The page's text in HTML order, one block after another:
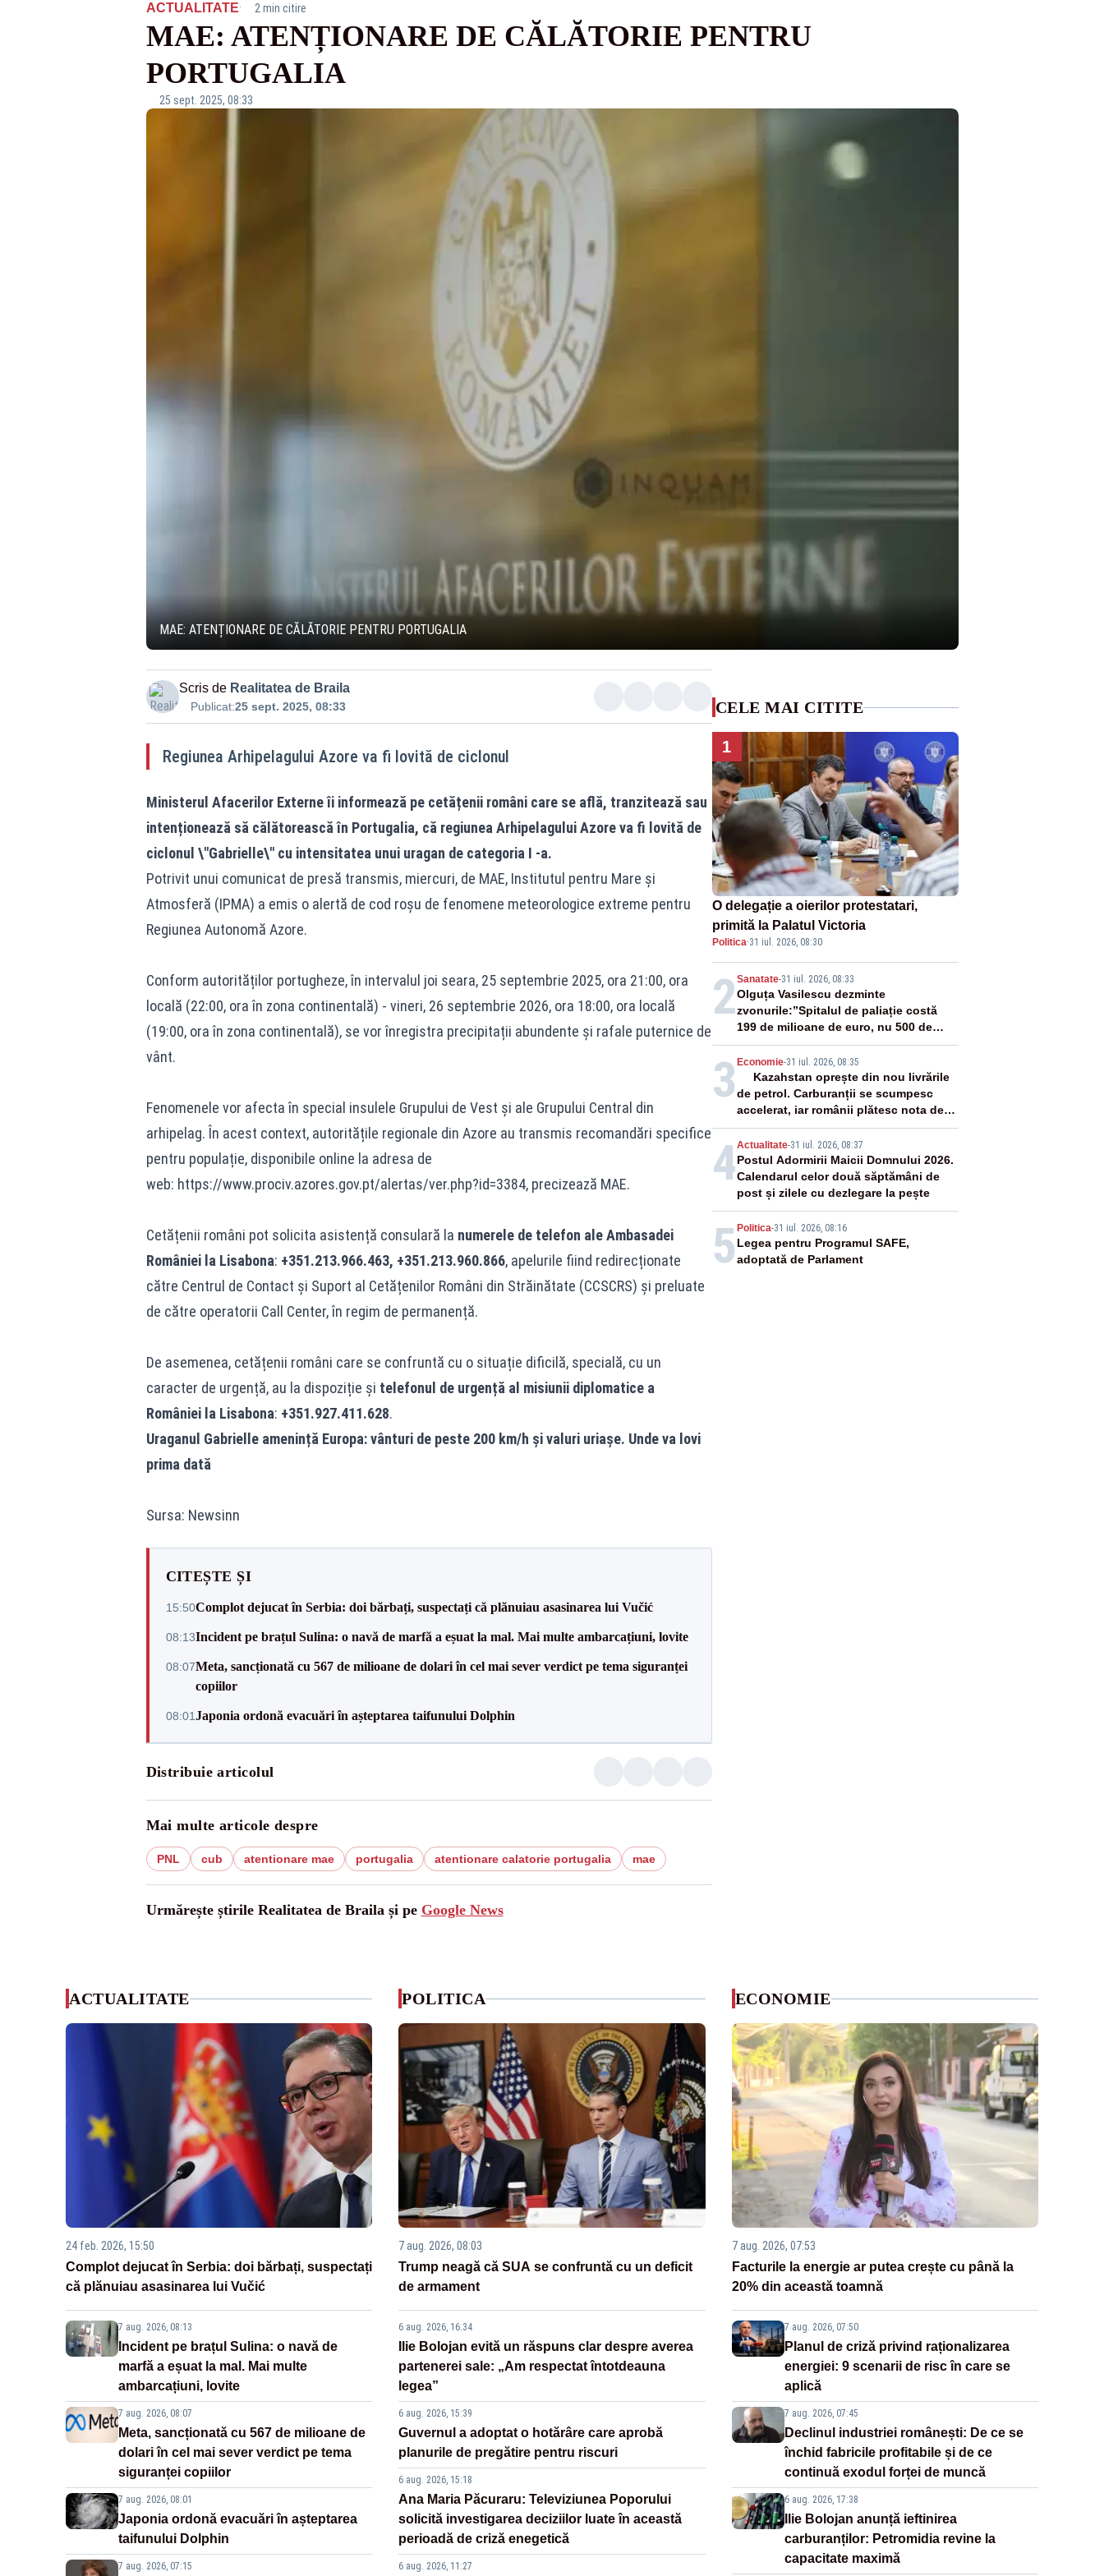
ACTUALITATE· 2 min citire
MAE: ATENȚIONARE DE CĂLĂTORIE PENTRU
PORTUGALIA
25 sept. 2025, 08:33
MAE: ATENȚIONARE DE CĂLĂTORIE PENTRU PORTUGALIA
Scris de Realitatea de Braila
Publicat:25 sept. 2025, 08:33
Regiunea Arhipelagului Azore va fi lovită de ciclonul
Ministerul Afacerilor Externe îi informează pe cetățenii români care se află, tranzitează sau
intenționează să călătorească în Portugalia, că regiunea Arhipelagului Azore va fi lovită de
ciclonul \"Gabrielle\" cu intensitatea unui uragan de categoria I -a.
Potrivit unui comunicat de presă transmis, miercuri, de MAE, Institutul pentru Mare și
Atmosferă (IPMA) a emis o alertă de cod roșu de fenomene meteorologice extreme pentru
Regiunea Autonomă Azore.
Conform autorităților portugheze, în intervalul joi seara, 25 septembrie 2025, ora 21:00, ora
locală (22:00, ora în zona continentală) - vineri, 26 septembrie 2026, ora 18:00, ora locală
(19:00, ora în zona continentală), se vor înregistra precipitații abundente și rafale puternice de
vânt.
Fenomenele vor afecta în special insulele Grupului de Vest și ale Grupului Central din
arhipelag. În acest context, autoritățile regionale din Azore au transmis recomandări specifice
pentru populație, disponibile online la adresa de
web: https://www.prociv.azores.gov.pt/alertas/ver.php?id=3384, precizează MAE.
Cetățenii români pot solicita asistență consulară la numerele de telefon ale Ambasadei
României la Lisabona: +351.213.966.463, +351.213.960.866, apelurile fiind redirecționate
către Centrul de Contact și Suport al Cetățenilor Români din Străinătate (CCSCRS) și preluate
de către operatorii Call Center, în regim de permanență.
De asemenea, cetățenii români care se confruntă cu o situație dificilă, specială, cu un
caracter de urgență, au la dispoziție și telefonul de urgență al misiunii diplomatice a
României la Lisabona: +351.927.411.628.
Uraganul Gabrielle amenință Europa: vânturi de peste 200 km/h și valuri uriașe. Unde va lovi
prima dată
Sursa: Newsinn
CITEȘTE ȘI
15:50Complot dejucat în Serbia: doi bărbați, suspectați că plănuiau asasinarea lui Vučić
08:13Incident pe brațul Sulina: o navă de marfă a eșuat la mal. Mai multe ambarcațiuni, lovite
08:07Meta, sancționată cu 567 de milioane de dolari în cel mai sever verdict pe tema siguranței
copiilor
08:01Japonia ordonă evacuări în așteptarea taifunului Dolphin
Distribuie articolul
Mai multe articole despre
PNL cub atentionare mae portugalia atentionare calatorie portugalia mae
Urmărește știrile Realitatea de Braila și pe Google News
CELE MAI CITITE
1
O delegație a oierilor protestatari,
primită la Palatul Victoria
Politica·31 iul. 2026, 08:30
2Sanatate-31 iul. 2026, 08:33
Olguța Vasilescu dezminte
zvonurile:”Spitalul de paliație costă
199 de milioane de euro, nu 500 de
milioane”
3 Economie-31 iul. 2026, 08:35
Kazahstan oprește din nou livrările
de petrol. Carburanții se scumpesc
accelerat, iar românii plătesc nota de
plată
4Actualitate-31 iul. 2026, 08:37
Postul Adormirii Maicii Domnului 2026.
Calendarul celor două săptămâni de
post și zilele cu dezlegare la pește
5 Politica-31 iul. 2026, 08:16
Legea pentru Programul SAFE,
adoptată de Parlament
ACTUALITATE
24 feb. 2026, 15:50
Complot dejucat în Serbia: doi bărbați, suspectați
că plănuiau asasinarea lui Vučić
7 aug. 2026, 08:13
Incident pe brațul Sulina: o navă de
marfă a eșuat la mal. Mai multe
ambarcațiuni, lovite
7 aug. 2026, 08:07
Meta, sancționată cu 567 de milioane de
dolari în cel mai sever verdict pe tema
siguranței copiilor
7 aug. 2026, 08:01
Japonia ordonă evacuări în așteptarea
taifunului Dolphin
7 aug. 2026, 07:15
POLITICA
7 aug. 2026, 08:03
Trump neagă că SUA se confruntă cu un deficit
de armament
6 aug. 2026, 16:34
Ilie Bolojan evită un răspuns clar despre averea
partenerei sale: „Am respectat întotdeauna
legea”
6 aug. 2026, 15:39
Guvernul a adoptat o hotărâre care aprobă
planurile de pregătire pentru riscuri
6 aug. 2026, 15:18
Ana Maria Păcuraru: Televiziunea Poporului
solicită investigarea deciziilor luate în această
perioadă de criză enegetică
6 aug. 2026, 11:27
ECONOMIE
7 aug. 2026, 07:53
Facturile la energie ar putea crește cu până la
20% din această toamnă
7 aug. 2026, 07:50
Planul de criză privind raționalizarea
energiei: 9 scenarii de risc în care se
aplică
7 aug. 2026, 07:45
Declinul industriei românești: De ce se
închid fabricile profitabile și de ce
continuă exodul forței de muncă
6 aug. 2026, 17:38
Ilie Bolojan anunță ieftinirea
carburanților: Petromidia revine la
capacitate maximă